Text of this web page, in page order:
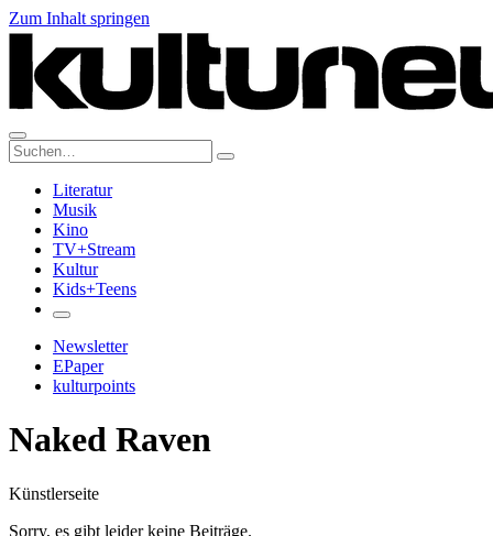
Zum Inhalt springen
Suche:
Literatur
Musik
Kino
TV+Stream
Kultur
Kids+Teens
Newsletter
EPaper
kulturpoints
Naked Raven
Künstlerseite
Sorry, es gibt leider keine Beiträge.